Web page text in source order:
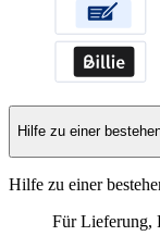
Hilfe zu einer
Hilfe zu einer
Für Lieferung,